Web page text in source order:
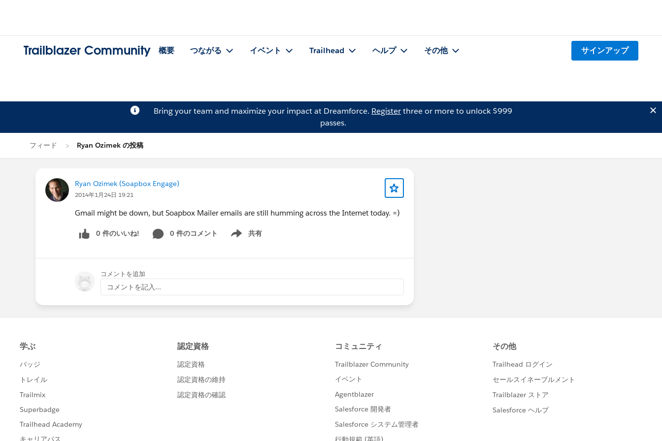
Trailblazer Community 概要 つながる イベント Trailhead ヘルプ その他 サインアップ
Bring your team and maximize your impact at Dreamforce. Registerthree or more to unlock $999
passes.
フィード Ryan Ozimek の投稿
Ryan Ozimek (Soapbox Engage)
2014年1月24日 19:21
Gmail might be down, but Soapbox Mailer emails are still humming across the Internet today. =)
0 件のいいね! 0 件のコメント 共有
Show menu
コメントを追加
コメントを記入...